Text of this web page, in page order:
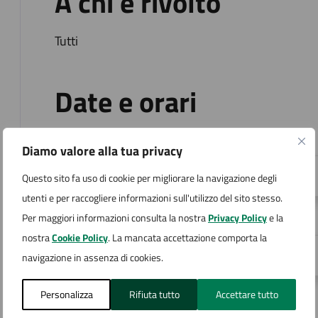
Diamo valore alla tua privacy
Questo sito fa uso di cookie per migliorare la navigazione degli
utenti e per raccogliere informazioni sull'utilizzo del sito stesso.
Per maggiori informazioni consulta la nostraPrivacy Policye la
nostraCookie Policy. La mancata accettazione comporta la
navigazione in assenza di cookies.
Personalizza Rifiuta tutto Accettare tutto
Tutti
Date e orari
04 18:00 - Inizio evento
04 21:00 - Fine evento